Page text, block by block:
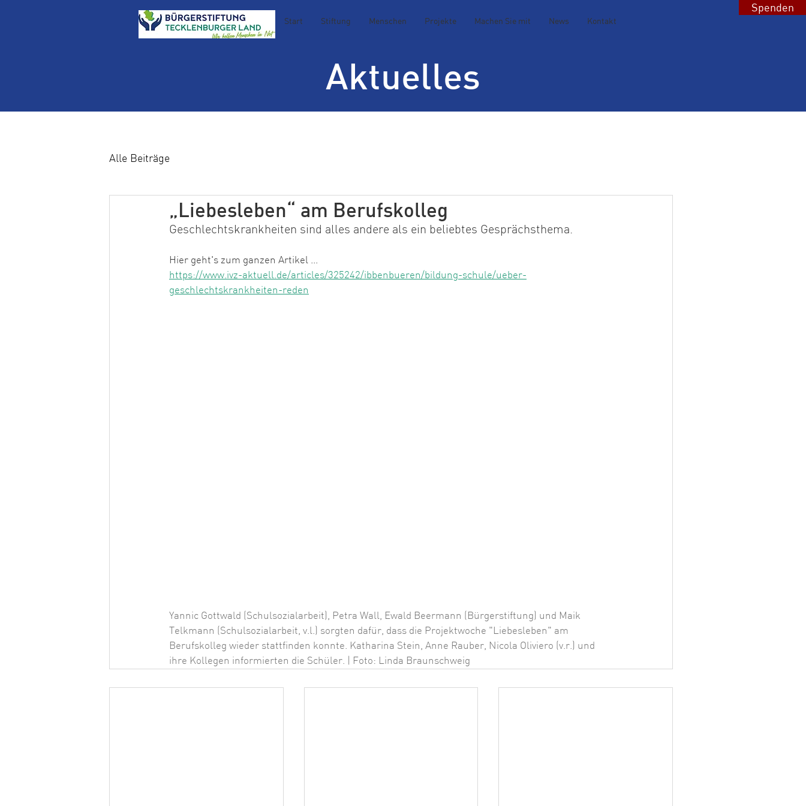
Spenden
Start Stiftung Menschen Projekte Machen Sie mit News Kontakt
Aktuelles
Alle Beiträge
„Liebesleben“ am Berufskolleg
Geschlechtskrankheiten sind alles andere als ein beliebtes Gesprächsthema.
Hier geht's zum ganzen Artikel ...
https://www.ivz-aktuell.de/articles/325242/ibbenbueren/bildung-schule/ueber-
geschlechtskrankheiten-reden
Yannic Gottwald (Schulsozialarbeit), Petra Wall, Ewald Beermann (Bürgerstiftung) und Maik
Telkmann (Schulsozialarbeit, v.l.) sorgten dafür, dass die Projektwoche "Liebesleben" am
Berufskolleg wieder stattfinden konnte. Katharina Stein, Anne Rauber, Nicola Oliviero (v.r.) und
ihre Kollegen informierten die Schüler. | Foto: Linda Braunschweig